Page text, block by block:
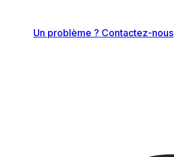
Un problème ? Contactez-nous